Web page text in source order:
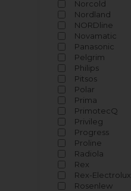
Norcold
Nordland
NORDline
Novamatic
Panasonic
Pelgrim
Philips
Pitsos
Polar
Prima
PrimotecQ
Privileg
Progress
Proline
Radiola
Rex
Rex-Electrolux
Rosenlew